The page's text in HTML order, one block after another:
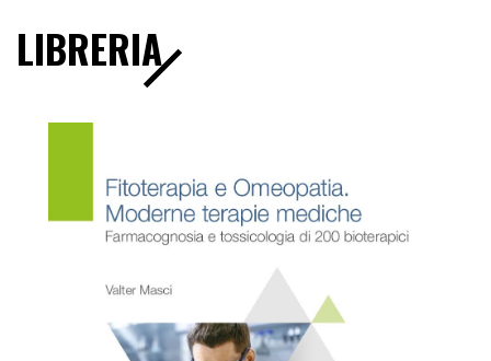
LIBRERIA